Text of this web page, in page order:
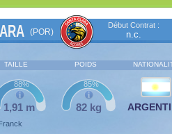
(POR)
Début Contrat :
n.c.
TAILLE POIDS
1,91 m
88%
82 kg
85%